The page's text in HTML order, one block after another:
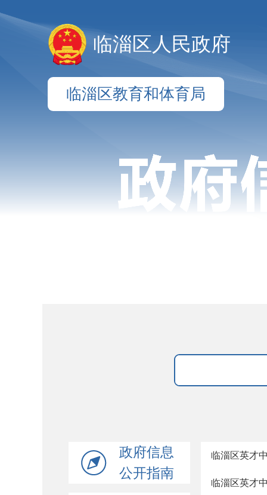
临淄区人民政府
临淄区教育和体育局
政府信息
公开指南
临淄区英才
临淄区英才